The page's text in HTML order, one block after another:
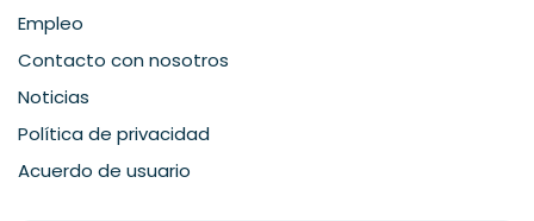
Empleo
Contacto con nosotros
Noticias
Política de privacidad
Acuerdo de usuario